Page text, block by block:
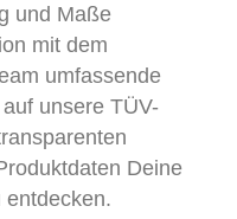
und Maße
mit dem
umfassende
unsere TÜV-
Deine
entdecken.